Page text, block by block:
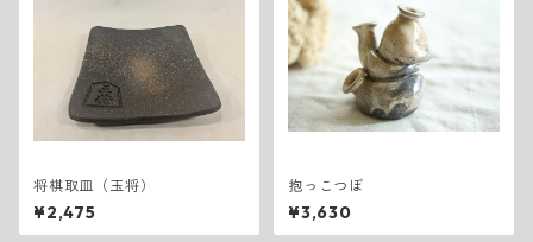
将棋取皿（玉将）
¥2,475
抱っこつぼ
¥3,630